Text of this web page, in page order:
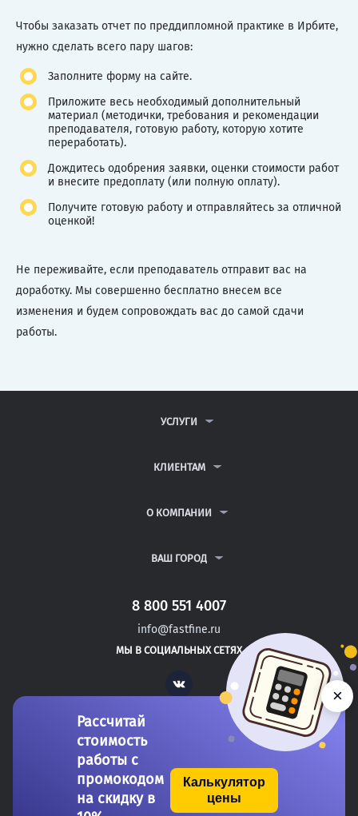
Чтобы заказать отчет по преддипломной практике в Ирбите,
нужно сделать всего пару шагов:
Заполните форму на сайте.
Приложите весь необходимый дополнительный
материал (методички, требования и рекомендации
преподавателя, готовую работу, которую хотите
переработать).
Дождитесь одобрения заявки, оценки стоимости работ
и внесите предоплату (или полную оплату).
Получите готовую работу и отправляйтесь за отличной
оценкой!
Не переживайте, если преподаватель отправит вас на
доработку. Мы совершенно бесплатно внесем все
изменения и будем сопровождать вас до самой сдачи
работы.
УСЛУГИ
ДИПЛОМНЫЕ РАБОТЫ
РЕФЕРАТЫ
КЛИЕНТАМ
ВОПРОСЫ И ОТВЕТЫ
ПОЛИТИКА КОНФИДЕНЦИАЛЬНОСТИ
О КОМПАНИИ
КОНТАКТЫ
ВАШ ГОРОД
САНКТ-ПЕТЕРБУРГ
КРАСНОУРАЛЬСК
НЕВЬЯНСК
8 800 551 4007
info@fastfine.ru
МЫ В СОЦИАЛЬНЫХ СЕТЯХ
Vk
Copyright 2011-2026 FastFine.ru
Рассчитай
стоимость
работы с
промокодом
на скидку в
Калькулятор
цены
×